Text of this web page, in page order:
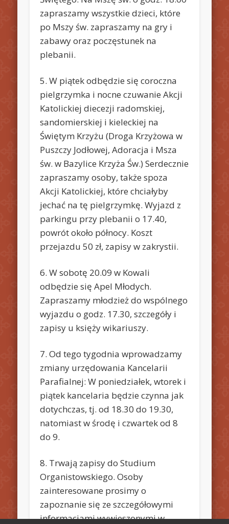
zapraszamy wszystkie dzieci, które
po Mszy św. zapraszamy na gry i
zabawy oraz poczęstunek na
plebanii.
5. W piątek odbędzie się coroczna
pielgrzymka i nocne czuwanie Akcji
Katolickiej diecezji radomskiej,
sandomierskiej i kieleckiej na
Świętym Krzyżu (Droga Krzyżowa w
Puszczy Jodłowej, Adoracja i Msza
św. w Bazylice Krzyża Św.) Serdecznie
zapraszamy osoby, także spoza
Akcji Katolickiej, które chciałyby
jechać na tę pielgrzymkę. Wyjazd z
parkingu przy plebanii o 17.40,
powrót około północy. Koszt
przejazdu 50 zł, zapisy w zakrystii.
6. W sobotę 20.09 w Kowali
odbędzie się Apel Młodych.
Zapraszamy młodzież do wspólnego
wyjazdu o godz. 17.30, szczegóły i
zapisy u księży wikariuszy.
7. Od tego tygodnia wprowadzamy
zmiany urzędowania Kancelarii
Parafialnej: W poniedziałek, wtorek i
piątek kancelaria będzie czynna jak
dotychczas, tj. od 18.30 do 19.30,
natomiast w środę i czwartek od 8
do 9.
8. Trwają zapisy do Studium
Organistowskiego. Osoby
zainteresowane prosimy o
zapoznanie się ze szczegółowymi
informacjami wywieszonymi w